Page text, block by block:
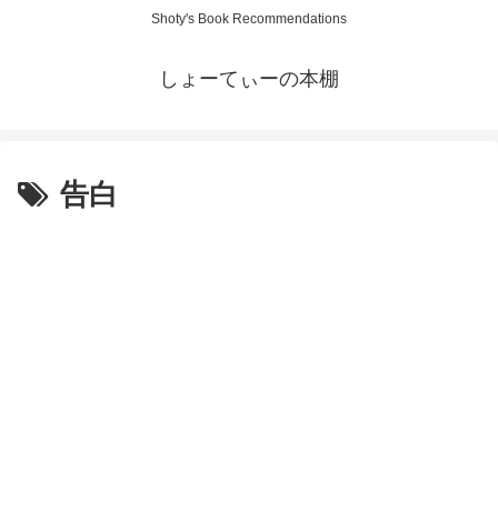
Shoty's Book Recommendations
しょーてぃーの本棚
告白